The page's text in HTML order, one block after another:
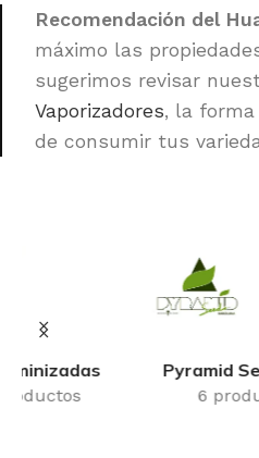
Recomendación del
máximo las
sugerimos revisar
Vaporizadores, la
de consumir tus
Pyramid Seeds CBD